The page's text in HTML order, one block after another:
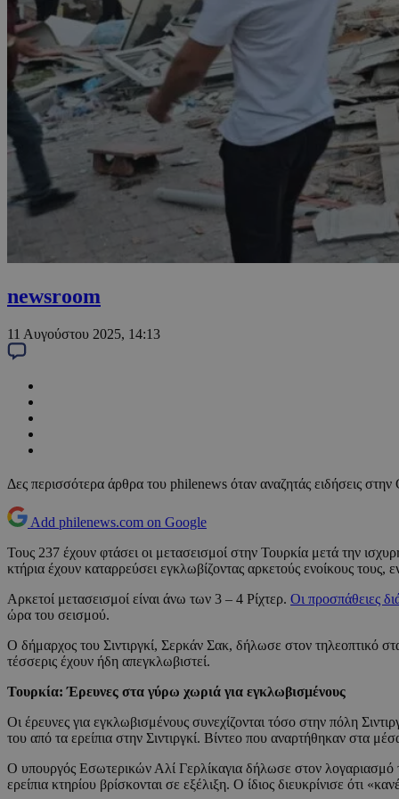
newsroom
11 Αυγούστου 2025, 14:13
Δες περισσότερα άρθρα του philenews όταν αναζητάς ειδήσεις στην
Add philenews.com on Google
Τους 237 έχουν φτάσει οι μετασεισμοί στην Τουρκία μετά την
κτήρια έχουν καταρρεύσει εγκλωβίζοντας αρκετούς ενοίκους τους,
Αρκετοί μετασεισμοί είναι άνω των 3 – 4 Ρίχτερ. Οι προσπάθειες
ώρα του σεισμού.
Ο δήμαρχος του Σιντιργκί, Σερκάν Σακ, δήλωσε στον τηλεοπτικό
τέσσερις έχουν ήδη απεγκλωβιστεί.
Τουρκία: Έρευνες στα γύρω χωριά για εγκλωβισμένους
Οι έρευνες για εγκλωβισμένους συνεχίζονται τόσο στην πόλη
του από τα ερείπια στην Σιντιργκί. Βίντεο που αναρτήθηκαν στα
Ο υπουργός Εσωτερικών Αλί Γερλίκαγια δήλωσε στον λογαριασμό
ερείπια κτηρίου βρίσκονται σε εξέλιξη. Ο ίδιος διευκρίνισε ότι